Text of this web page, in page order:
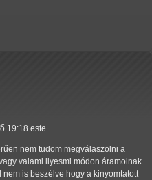
19:18 este
nem tudom megválaszolni a
valami ilyesmi módon áramolnak
nem is beszélve hogy a kinyomtatott